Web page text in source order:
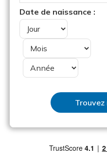
Date de naissance :